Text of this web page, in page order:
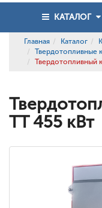
КАТАЛОГ
Главная Каталог
Твердотопливные
Твердотопливный
TT 455 кВт